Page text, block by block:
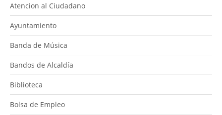
Atencion al Ciudadano
Ayuntamiento
Banda de Música
Bandos de Alcaldía
Biblioteca
Bolsa de Empleo